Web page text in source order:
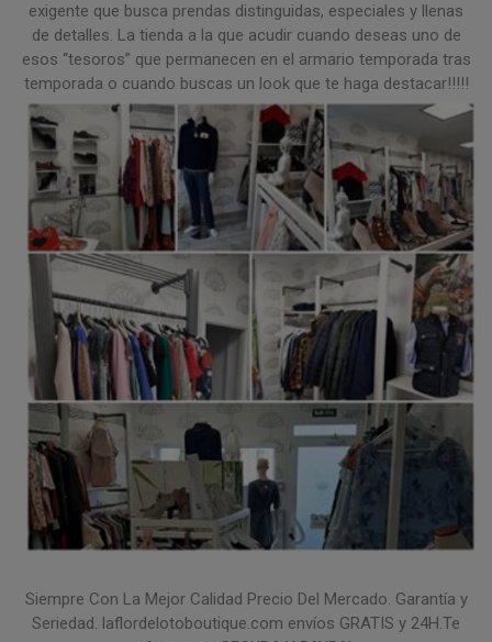
exigente que busca prendas distinguidas, especiales y llenas
de detalles. La tienda a la que acudir cuando deseas uno de
esos “tesoros” que permanecen en el armario temporada tras
temporada o cuando buscas un look que te haga destacar!!!!!
Siempre Con La Mejor Calidad Precio Del Mercado. Garantía y
Seriedad. laflordelotoboutique.com envíos GRATIS y 24H.Te